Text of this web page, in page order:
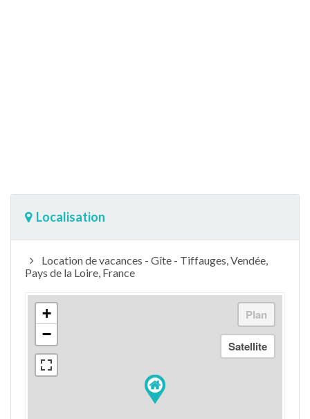
Localisation
Location de vacances - Gîte - Tiffauges, Vendée,
Pays de la Loire, France
+
−